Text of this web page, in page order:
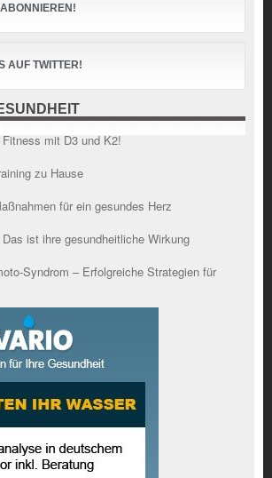
AUF TWITTER!
mit D3 und K2!
zu Hause
für ein gesundes Herz
ist ihre gesundheitliche Wirkung
Syndrom – Erfolgreiche Strategien für